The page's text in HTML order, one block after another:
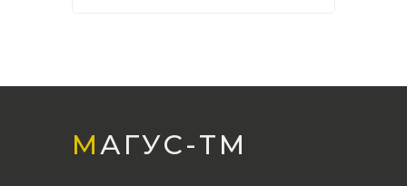
МАГУС-TМ